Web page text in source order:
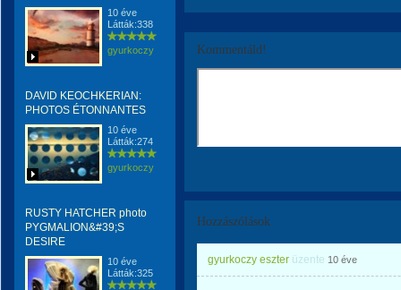
10 éve
Látták:338
gyurkoczy
DAVID KEOCHKERIAN:
PHOTOS ÉTONNANTES
10 éve
Látták:274
gyurkoczy
RUSTY HATCHER photo
PYGMALION&#39;S
DESIRE
10 éve
Látták:325
Kommentáld!
Hozzászólások
gyurkoczy eszter üzente 10 éve